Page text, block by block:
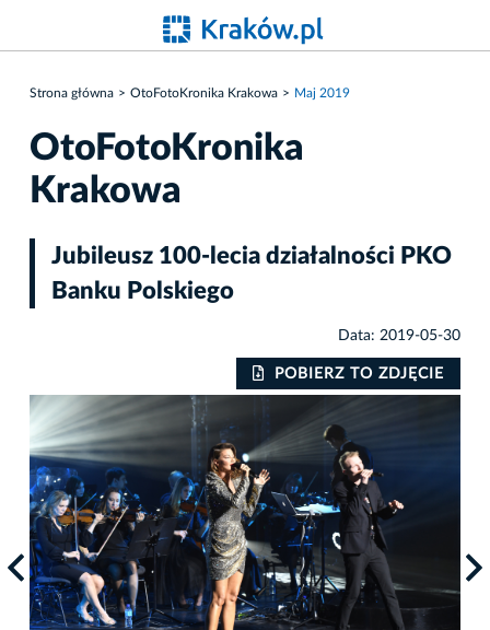
Strona główna OtoFotoKronika Krakowa Maj 2019
OtoFotoKronika
Krakowa
Jubileusz 100-lecia działalności PKO
Banku Polskiego
Data: 2019-05-30
POBIERZ TO ZDJĘCIE